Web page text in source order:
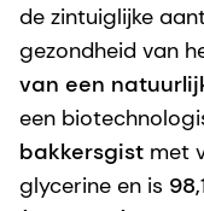
de zintuiglijke
gezondheid van
van een
een
bakkersgist met
glycerine en is